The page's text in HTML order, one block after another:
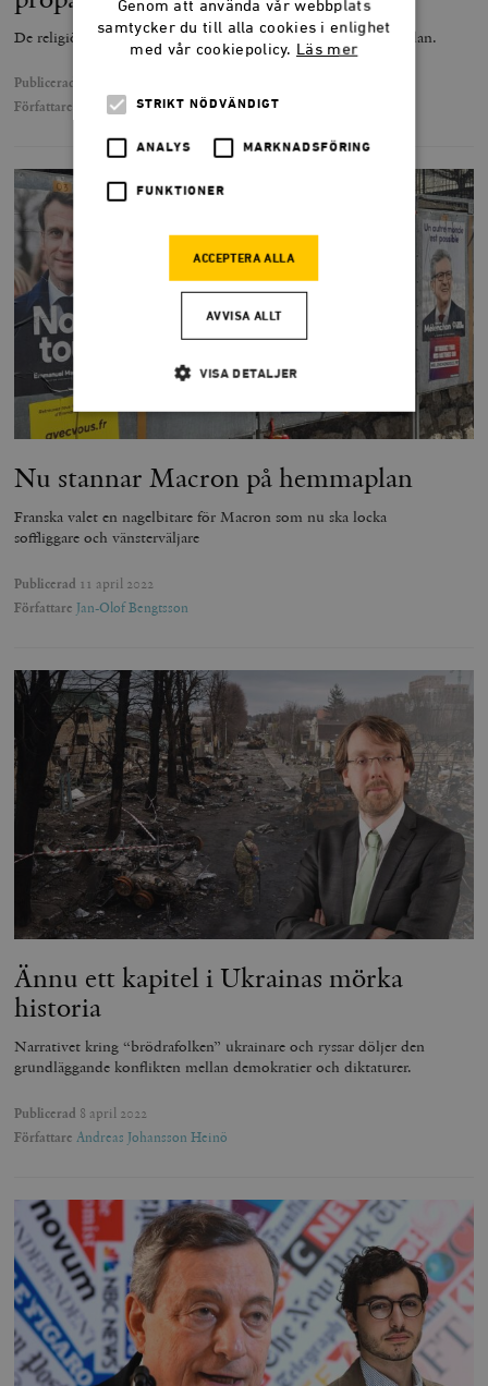
De religiösa elementen är en central del i den ryska propagandan.
Publicerad
Författare
Linnea Hylén
Nu stannar Macron på hemmaplan
Franska valet en nagelbitare för Macron som nu ska locka
soffliggare och vänsterväljare
Publicerad 11 april 2022
Författare Jan-Olof Bengtsson
Ännu ett kapitel i Ukrainas mörka
historia
Narrativet kring “brödrafolken” ukrainare och ryssar döljer den
grundläggande konflikten mellan demokratier och diktaturer.
Publicerad 8 april 2022
Författare Andreas Johansson Heinö
Genom att använda vår webbplats
samtycker du till alla cookies i enlighet
med vår cookiepolicy. Läs mer
STRIKT NÖDVÄNDIGT
ANALYS MARKNADSFÖRING
FUNKTIONER
ACCEPTERA ALLA
AVVISA ALLT
VISA DETALJER
Marknadsföring Funktioner
Strikt nödvändiga kakor tillåter
kärnwebbplatsfunktioner som användarinloggning
ordentligt utan strikt nödvändiga cookies.
timbro.se
_hjFirstSeen
Hotjar Ltd
.timbro.se
woocommerce_items_in_cart
Automattic
{32}
__cf_bm
_hjAbsoluteSessionInProgress
Hotjar Ltd
.timbro.se